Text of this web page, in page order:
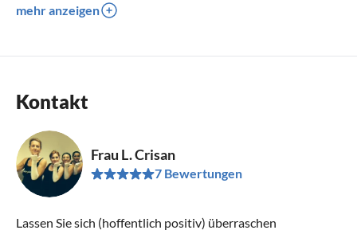
mehr anzeigen
Kontakt
Frau L. Crisan
7 Bewertungen
Lassen Sie sich (hoffentlich positiv) überraschen